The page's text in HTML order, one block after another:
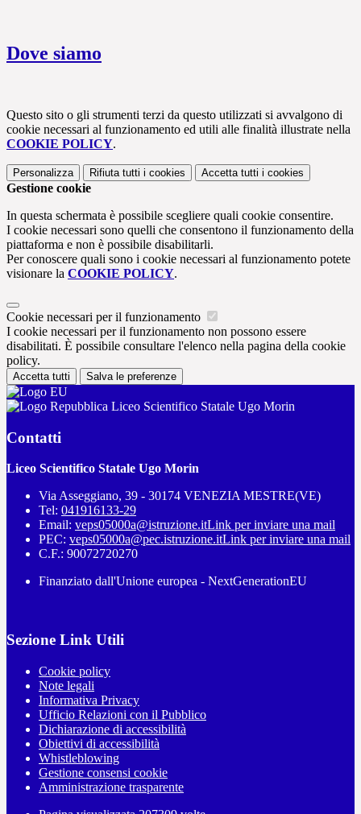
Dove siamo
Questo sito o gli strumenti terzi da questo utilizzati si avvalgono di
cookie necessari al funzionamento ed utili alle finalità illustrate nella
COOKIE POLICY.
Personalizza Rifiuta tutti i cookies Accetta tutti i cookies
Gestione cookie
In questa schermata è possibile scegliere quali cookie consentire.
I cookie necessari sono quelli che consentono il funzionamento della
piattaforma e non è possibile disabilitarli.
Per conoscere quali sono i cookie necessari al funzionamento potete
visionare la COOKIE POLICY.
Cookie necessari per il funzionamento
I cookie necessari per il funzionamento non possono essere
disabilitati. È possibile consultare l'elenco nella pagina della cookie
policy.
Accetta tutti Salva le preferenze
Liceo Scientifico Statale Ugo Morin
Contatti
Liceo Scientifico Statale Ugo Morin
Via Asseggiano, 39 - 30174 VENEZIA MESTRE(VE)
Tel: 041916133-29
Email: veps05000a@istruzione.itLink per inviare una mail
PEC: veps05000a@pec.istruzione.itLink per inviare una mail
C.F.: 90072720270
Finanziato dall'Unione europea - NextGenerationEU
Sezione Link Utili
Cookie policy
Note legali
Informativa Privacy
Ufficio Relazioni con il Pubblico
Dichiarazione di accessibilità
Obiettivi di accessibilità
Whistleblowing
Gestione consensi cookie
Amministrazione trasparente